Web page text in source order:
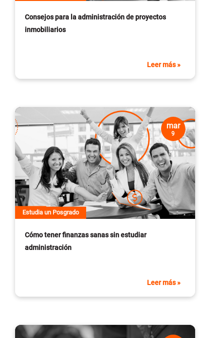
Consejos para la administración de proyectos
inmobiliarios
Leer más »
mar
9
Estudia un Posgrado
Cómo tener finanzas sanas sin estudiar
administración
Leer más »